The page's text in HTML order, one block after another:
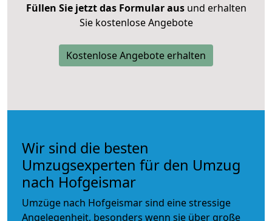
Füllen Sie jetzt das Formular ausund erhalten
Sie kostenlose Angebote
Kostenlose Angebote erhalten
Wir sind die besten
Umzugsexperten für den Umzug
nach Hofgeismar
Umzüge nach Hofgeismar sind eine stressige
Angelegenheit, besonders wenn sie über große